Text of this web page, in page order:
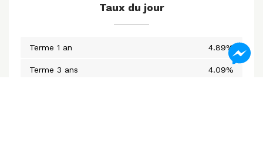
Taux du jour
Terme 1 an 4.89%
Terme 3 ans 4.09%